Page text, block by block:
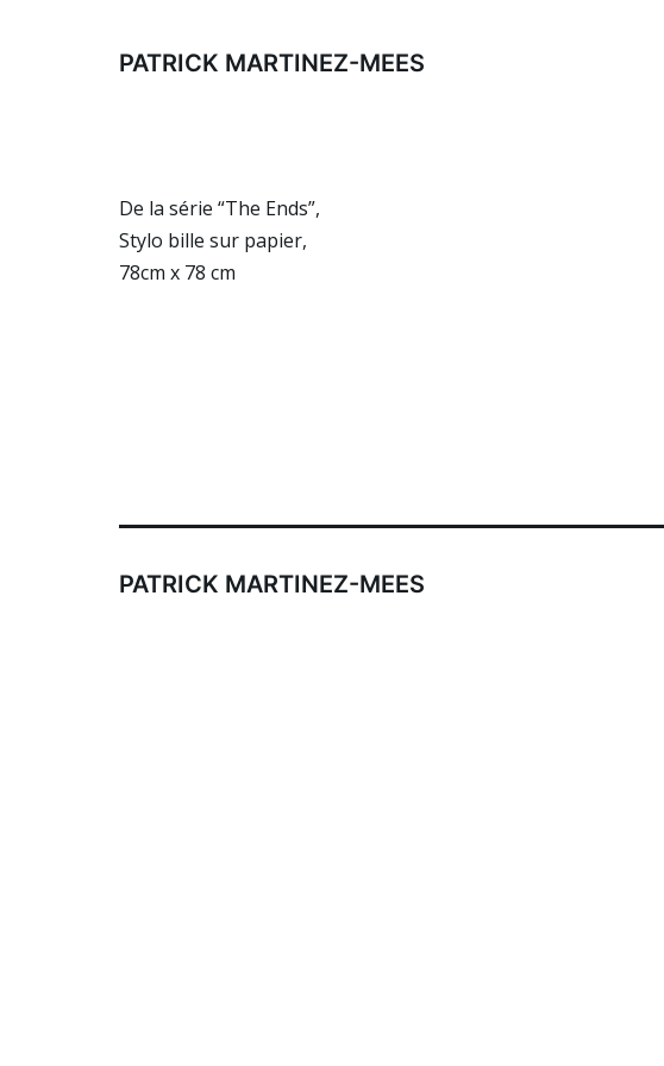
PATRICK MARTINEZ-MEES
De la série “The Ends”,
Stylo bille sur papier,
78cm x 78 cm
PATRICK MARTINEZ-MEES